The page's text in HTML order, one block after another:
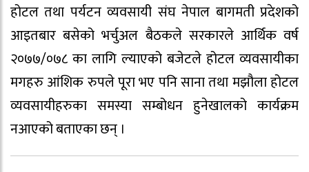
होटल तथा पर्यटन व्यवसायी संघ नेपाल बागमती प्रदेशको
आइतबार बसेको भर्चुअल बैठकले सरकारले आर्थिक वर्ष
२०७७/०७८ का लागि ल्याएको बजेटले होटल व्यवसायीका
मगहरु आंशिक रुपले पूरा भए पनि साना तथा मझौला होटल
व्यवसायीहरुका समस्या सम्बोधन हुनेखालको कार्यक्रम
नआएको बताएका छन् ।